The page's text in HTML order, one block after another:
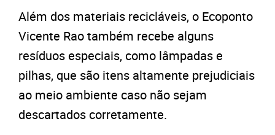
Além dos materiais recicláveis, o Ecoponto
Vicente Rao também recebe alguns
resíduos especiais, como lâmpadas e
pilhas, que são itens altamente prejudiciais
ao meio ambiente caso não sejam
descartados corretamente.